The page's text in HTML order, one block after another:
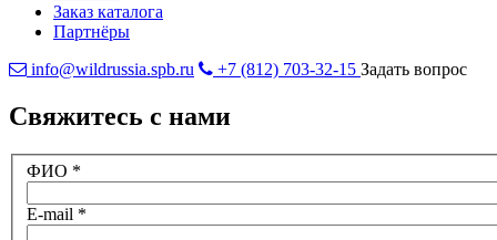
Заказ каталога
Партнёры
info@wildrussia.spb.ru
+7 (812) 703-32-15 Задать вопрос
Свяжитесь с нами
ФИО *
E-mail *